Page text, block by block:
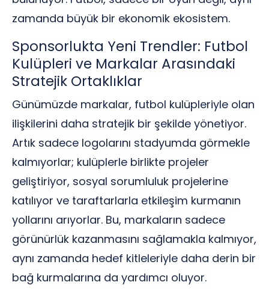
zamanda büyük bir ekonomik ekosistem.
Sponsorlukta Yeni Trendler: Futbol
Kulüpleri ve Markalar Arasındaki
Stratejik Ortaklıklar
Günümüzde markalar, futbol kulüpleriyle olan
ilişkilerini daha stratejik bir şekilde yönetiyor.
Artık sadece logolarını stadyumda görmekle
kalmıyorlar; kulüplerle birlikte projeler
geliştiriyor, sosyal sorumluluk projelerine
katılıyor ve taraftarlarla etkileşim kurmanın
yollarını arıyorlar. Bu, markaların sadece
görünürlük kazanmasını sağlamakla kalmıyor,
aynı zamanda hedef kitleleriyle daha derin bir
bağ kurmalarına da yardımcı oluyor.